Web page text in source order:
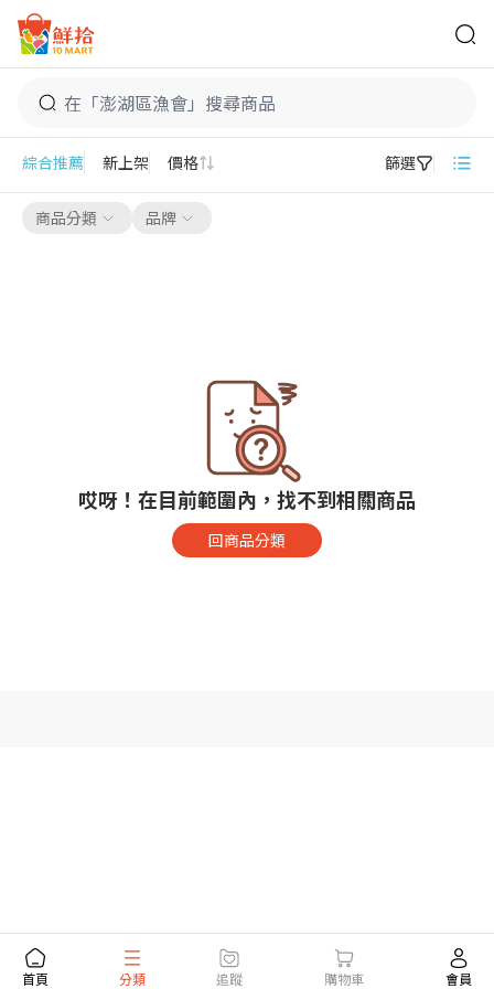
鮮拾
綜合推薦 新上架 價格 篩選
商品分類 品牌
哎呀！在目前範圍內，找不到相關商品
回商品分類
首頁 分類 追蹤 購物車 會員